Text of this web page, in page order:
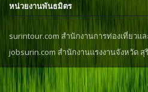
หน่วยงานพันธมิตร
surintour.com สำนักงานการท่องเที่ยวแ
jobsurin.com สำนักงานแรงงานจังหวัด